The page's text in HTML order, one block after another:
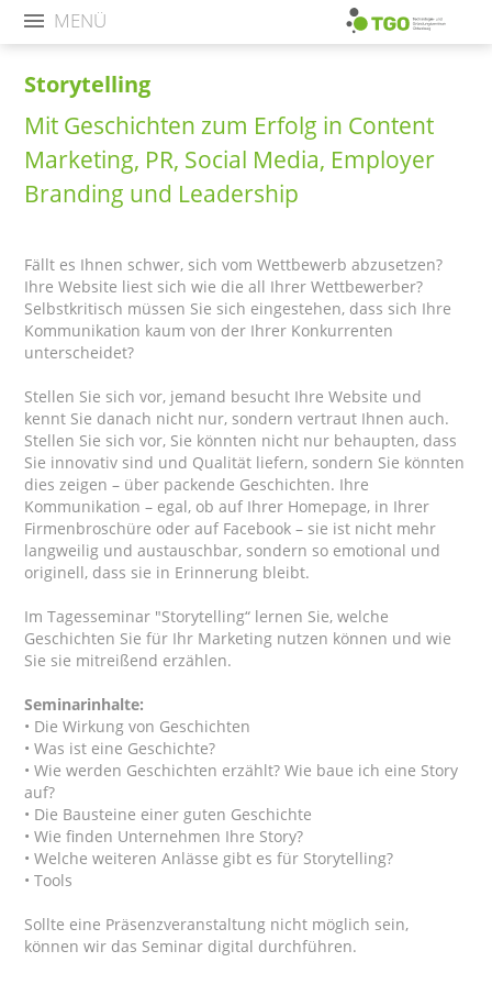
MENÜ
Storytelling
Mit Geschichten zum Erfolg in Content
Marketing, PR, Social Media, Employer
Branding und Leadership
Fällt es Ihnen schwer, sich vom Wettbewerb abzusetzen?
Ihre Website liest sich wie die all Ihrer Wettbewerber?
Selbstkritisch müssen Sie sich eingestehen, dass sich Ihre
Kommunikation kaum von der Ihrer Konkurrenten
unterscheidet?
Stellen Sie sich vor, jemand besucht Ihre Website und
kennt Sie danach nicht nur, sondern vertraut Ihnen auch.
Stellen Sie sich vor, Sie könnten nicht nur behaupten, dass
Sie innovativ sind und Qualität liefern, sondern Sie könnten
dies zeigen – über packende Geschichten. Ihre
Kommunikation – egal, ob auf Ihrer Homepage, in Ihrer
Firmenbroschüre oder auf Facebook – sie ist nicht mehr
langweilig und austauschbar, sondern so emotional und
originell, dass sie in Erinnerung bleibt.
Im Tagesseminar "Storytelling“ lernen Sie, welche
Geschichten Sie für Ihr Marketing nutzen können und wie
Sie sie mitreißend erzählen.
Seminarinhalte:
• Die Wirkung von Geschichten
• Was ist eine Geschichte?
• Wie werden Geschichten erzählt? Wie baue ich eine Story
auf?
• Die Bausteine einer guten Geschichte
• Wie finden Unternehmen Ihre Story?
• Welche weiteren Anlässe gibt es für Storytelling?
• Tools
Sollte eine Präsenzveranstaltung nicht möglich sein,
können wir das Seminar digital durchführen.